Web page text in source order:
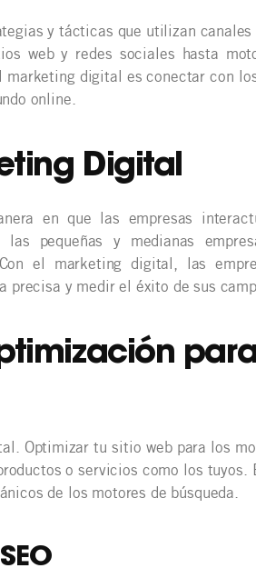
y tácticas que utilizan
web y redes sociales hasta
digital es conectar con
online.
Digital
en que las empresas
pequeñas y medianas
el marketing digital, las
y medir el éxito de sus
Optimizar tu sitio web para los
o servicios como los tuyos.
de los motores de búsqueda.